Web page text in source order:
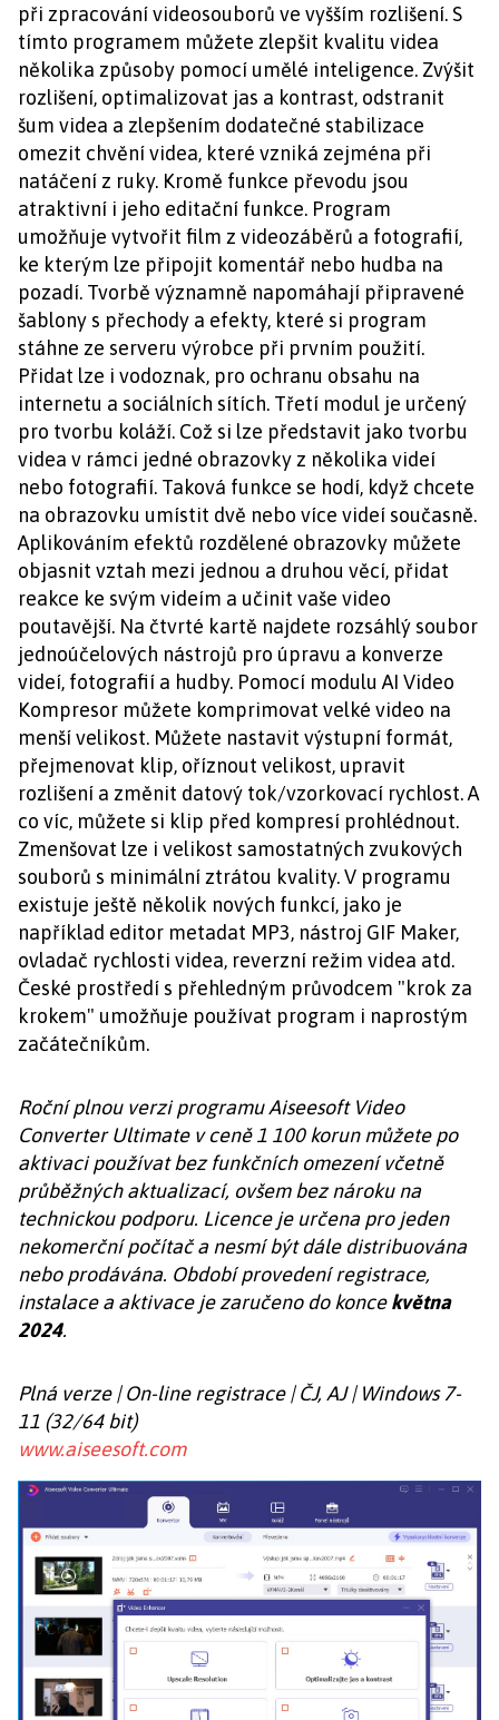
při zpracování videosouborů ve vyšším rozlišení. S
tímto programem můžete zlepšit kvalitu videa
několika způsoby pomocí umělé inteligence. Zvýšit
rozlišení, optimalizovat jas a kontrast, odstranit
šum videa a zlepšením dodatečné stabilizace
omezit chvění videa, které vzniká zejména při
natáčení z ruky. Kromě funkce převodu jsou
atraktivní i jeho editační funkce. Program
umožňuje vytvořit film z videozáběrů a fotografií,
ke kterým lze připojit komentář nebo hudba na
pozadí. Tvorbě významně napomáhají připravené
šablony s přechody a efekty, které si program
stáhne ze serveru výrobce při prvním použití.
Přidat lze i vodoznak, pro ochranu obsahu na
internetu a sociálních sítích. Třetí modul je určený
pro tvorbu koláží. Což si lze představit jako tvorbu
videa v rámci jedné obrazovky z několika videí
nebo fotografií. Taková funkce se hodí, když chcete
na obrazovku umístit dvě nebo více videí současně.
Aplikováním efektů rozdělené obrazovky můžete
objasnit vztah mezi jednou a druhou věcí, přidat
reakce ke svým videím a učinit vaše video
poutavější. Na čtvrté kartě najdete rozsáhlý soubor
jednoúčelových nástrojů pro úpravu a konverze
videí, fotografií a hudby. Pomocí modulu AI Video
Kompresor můžete komprimovat velké video na
menší velikost. Můžete nastavit výstupní formát,
přejmenovat klip, oříznout velikost, upravit
rozlišení a změnit datový tok/vzorkovací rychlost. A
co víc, můžete si klip před kompresí prohlédnout.
Zmenšovat lze i velikost samostatných zvukových
souborů s minimální ztrátou kvality. V programu
existuje ještě několik nových funkcí, jako je
například editor metadat MP3, nástroj GIF Maker,
ovladač rychlosti videa, reverzní režim videa atd.
České prostředí s přehledným průvodcem "krok za
krokem" umožňuje používat program i naprostým
začátečníkům.
Roční plnou verzi programu Aiseesoft Video
Converter Ultimate v ceně 1 100 korun můžete po
aktivaci používat bez funkčních omezení včetně
průběžných aktualizací, ovšem bez nároku na
technickou podporu. Licence je určena pro jeden
nekomerční počítač a nesmí být dále distribuována
nebo prodávána. Období provedení registrace,
instalace a aktivace je zaručeno do koncekvětna
2024.
Plná verze | On-line registrace | ČJ, AJ | Windows 7-
11 (32/64 bit)
www.aiseesoft.com